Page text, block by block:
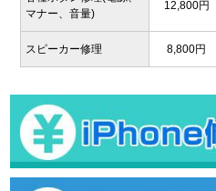
マナー、音量)
12,800円
スピーカー修理 8,800円